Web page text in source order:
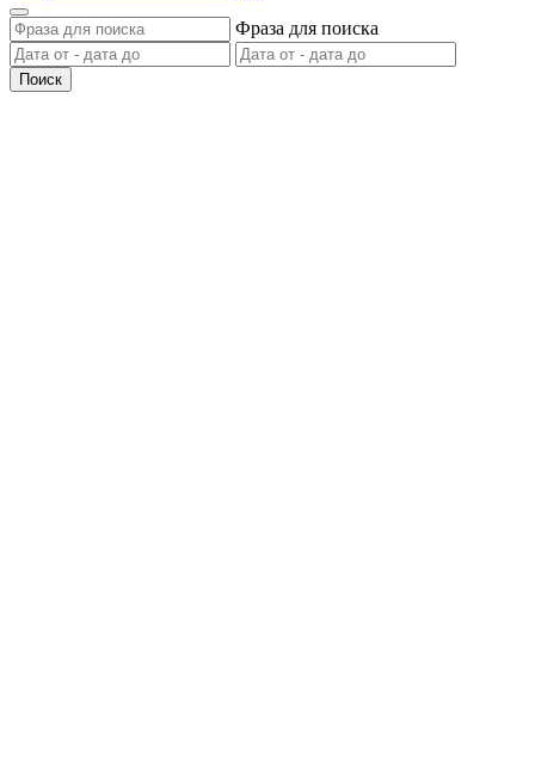
Фраза для поиска
Поиск